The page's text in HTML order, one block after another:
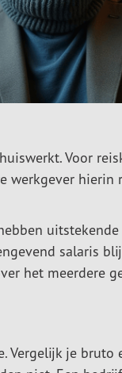
Voor
werkgever hierin
uitstekende
salaris
het meerdere
Vergelijk je bruto